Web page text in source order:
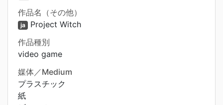
作品名（その他）
ja Project Witch
作品種別
video game
媒体／Medium
プラスチック
紙